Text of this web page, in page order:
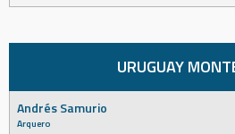
URUGUAY
Andrés Samurio
Arquero